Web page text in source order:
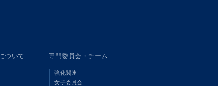
ついて 専門委員会・チーム
強化関連
女子委員会